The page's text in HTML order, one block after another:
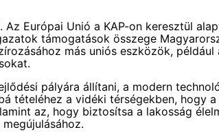
Európai Unió a KAP-on keresztül
támogatások összege
más uniós eszközök, például
pályára állítani, a modern
tételéhez a vidéki térségekben, hogy
az, hogy biztosítsa a lakosság